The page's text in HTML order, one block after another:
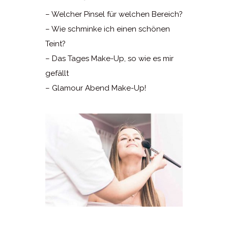
– Welcher Pinsel für welchen Bereich?
– Wie schminke ich einen schönen
Teint?
– Das Tages Make-Up, so wie es mir
gefällt
– Glamour Abend Make-Up!